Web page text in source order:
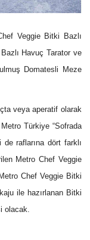
Veggie Bitki Bazlı
Havuç Tarator ve
Domatesli Meze
veya aperatif olarak
Türkiye “Sofrada
raflarına dört farklı
Metro Chef Veggie
Chef Veggie Bitki
ile hazırlanan Bitki
olacak.